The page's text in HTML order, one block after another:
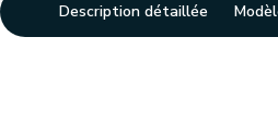
Description détaillée